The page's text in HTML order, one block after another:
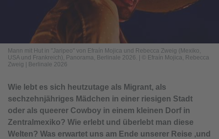
Mann mit Hut in "Jaripeo" von Efraín Mojica und Rebecca Zweig (Mexiko,
USA und Frankreich), Panorama, Berlinale 2026.
© Efraín Mojica, Rebecca
Zweig | Berlinale 2026
Wie lebt es sich heutzutage als Migrant, als
sechzehnjähriges Mädchen in einer riesigen Stadt
oder als queerer Cowboy in einem kleinen Dorf in
Zentralmexiko? Wie erlebt und überlebt man diese
Welten? Was erwartet uns am Ende unserer Reise ,und